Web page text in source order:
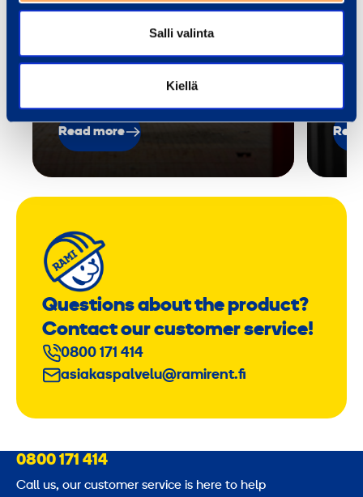
Salli valinta
Kiellä
quickly and reliably.
Read more
it.…
Questions about the product?
Contact our customer service!
0800 171 414
asiakaspalvelu@ramirent.fi
0800 171 414
Call us, our customer service is here to help